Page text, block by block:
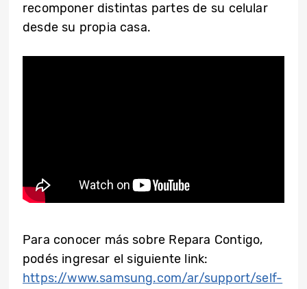
recomponer distintas partes de su celular
desde su propia casa.
Para conocer más sobre Repara Contigo,
podés ingresar el siguiente link:
https://www.samsung.com/ar/support/self-